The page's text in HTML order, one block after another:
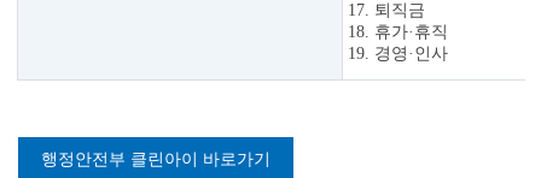
17. 퇴직금
18. 휴가·휴직
19. 경영·인사
행정안전부 클린아이 바로가기